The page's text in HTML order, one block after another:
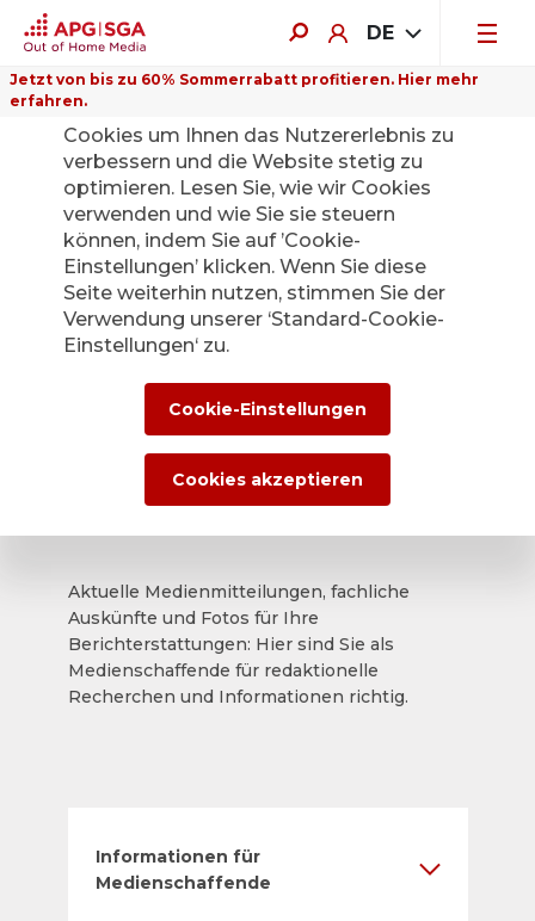
DE
Jetzt von bis zu 60% Sommerrabatt profitieren. Hier mehr
erfahren.
Zurück
Die APG|SGA
Medienstelle für
News und
Medienmitteilunge
Aktuelle Medienmitteilungen, fachliche
Auskünfte und Fotos für Ihre
Berichterstattungen: Hier sind Sie als
Medienschaffende für redaktionelle
Recherchen und Informationen richtig.
Informationen für
Medienschaffende
Auf dieser Website verwenden wir
Cookies um Ihnen das Nutzererlebnis zu
verbessern und die Website stetig zu
optimieren. Lesen Sie, wie wir Cookies
verwenden und wie Sie sie steuern
können, indem Sie auf ’Cookie-
Einstellungen’ klicken. Wenn Sie diese
Seite weiterhin nutzen, stimmen Sie der
Verwendung unserer ‘Standard-Cookie-
Einstellungen‘ zu.
Cookie-Einstellungen
Cookies akzeptieren